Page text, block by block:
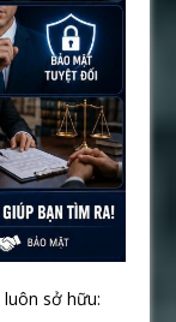
luôn sở hữu: